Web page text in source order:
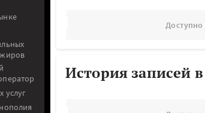
услуг
Доступно
История записей